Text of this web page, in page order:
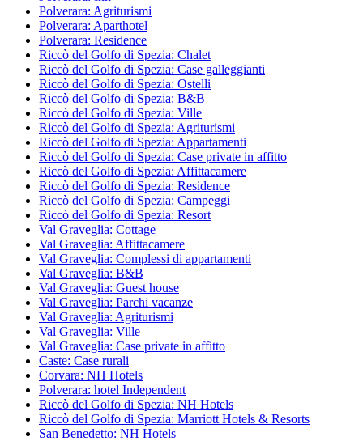
Polverara: Agriturismi
Polverara: Aparthotel
Polverara: Residence
Riccò del Golfo di Spezia: Chalet
Riccò del Golfo di Spezia: Case galleggianti
Riccò del Golfo di Spezia: Ostelli
Riccò del Golfo di Spezia: B&B
Riccò del Golfo di Spezia: Ville
Riccò del Golfo di Spezia: Agriturismi
Riccò del Golfo di Spezia: Appartamenti
Riccò del Golfo di Spezia: Case private in affitto
Riccò del Golfo di Spezia: Affittacamere
Riccò del Golfo di Spezia: Residence
Riccò del Golfo di Spezia: Campeggi
Riccò del Golfo di Spezia: Resort
Val Graveglia: Cottage
Val Graveglia: Affittacamere
Val Graveglia: Complessi di appartamenti
Val Graveglia: B&B
Val Graveglia: Guest house
Val Graveglia: Parchi vacanze
Val Graveglia: Agriturismi
Val Graveglia: Ville
Val Graveglia: Case private in affitto
Caste: Case rurali
Corvara: NH Hotels
Polverara: hotel Independent
Riccò del Golfo di Spezia: NH Hotels
Riccò del Golfo di Spezia: Marriott Hotels & Resorts
San Benedetto: NH Hotels